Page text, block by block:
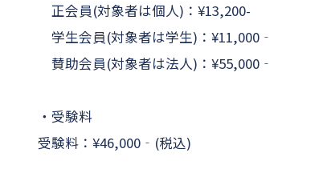
正会員(対象者は個人)：¥13,200-
学生会員(対象者は学生)：¥11,000‐
賛助会員(対象者は法人)：¥55,000‐
・受験料
受験料：¥46,000‐(税込)